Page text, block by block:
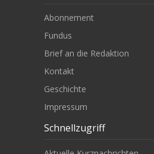
Abonnement
Fundus
Brief an die Redaktion
Kontakt
Geschichte
Impressum
Schnellzugriff